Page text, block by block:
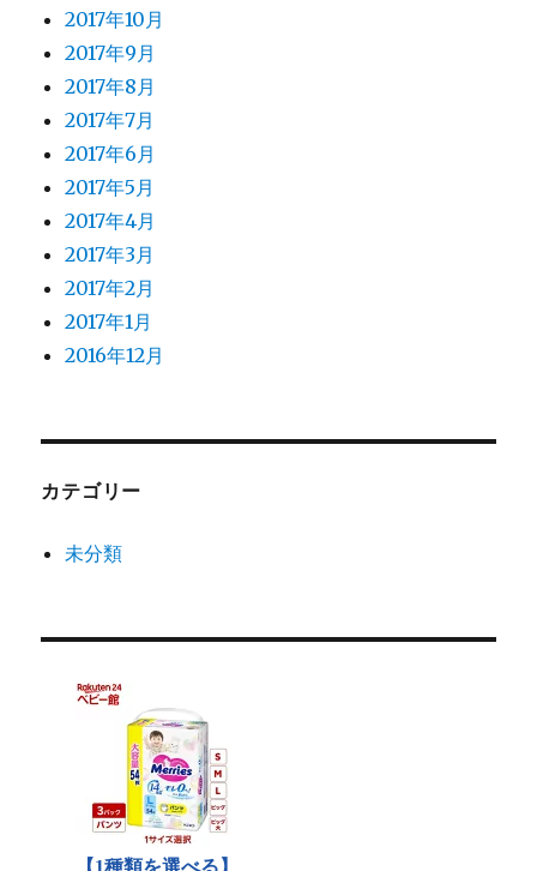
2017年10月
2017年9月
2017年8月
2017年7月
2017年6月
2017年5月
2017年4月
2017年3月
2017年2月
2017年1月
2016年12月
カテゴリー
未分類